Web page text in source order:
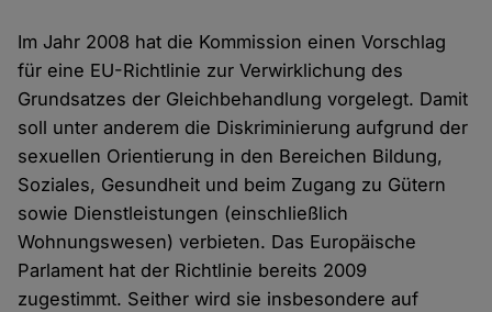
Im Jahr 2008 hat die Kommission einen Vorschlag
für eine EU-Richtlinie zur Verwirklichung des
Grundsatzes der Gleichbehandlung vorgelegt. Damit
soll unter anderem die Diskriminierung aufgrund der
sexuellen Orientierung in den Bereichen Bildung,
Soziales, Gesundheit und beim Zugang zu Gütern
sowie Dienstleistungen (einschließlich
Wohnungswesen) verbieten. Das Europäische
Parlament hat der Richtlinie bereits 2009
zugestimmt. Seither wird sie insbesondere auf